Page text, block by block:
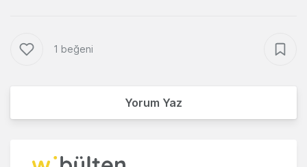
1 beğeni
Yorum Yaz